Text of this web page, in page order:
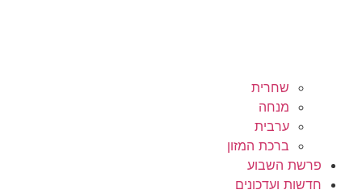
שחרית
מנחה
ערבית
ברכת המזון
פרשת השבוע
חדשות ועדכונים